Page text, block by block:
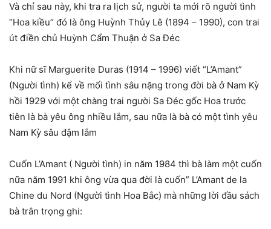
Và chỉ sau này, khi tra ra lịch sử, người ta mới rõ người tình
“Hoa kiều” đó là ông Huỳnh Thủy Lê (1894 – 1990), con trai
út điền chủ Huỳnh Cẩm Thuận ở Sa Đéc
Khi nữ sĩ Marguerite Duras (1914 – 1996) viết “L’Amant”
(Người tình) kể về mối tình sâu nặng trong đời bà ở Nam Kỳ
hồi 1929 với một chàng trai người Sa Đéc gốc Hoa trước
tiên là bà yêu ông nhiều lắm, sau nữa là bà có một tình yêu
Nam Kỳ sâu đậm lắm
Cuốn L’Amant ( Người tình) in năm 1984 thì bà làm một cuốn
nữa năm 1991 khi ông vừa qua đời là cuốn” L’Amant de la
Chine du Nord (Người tình Hoa Bắc) mà những lời đầu sách
bà trân trọng ghi: